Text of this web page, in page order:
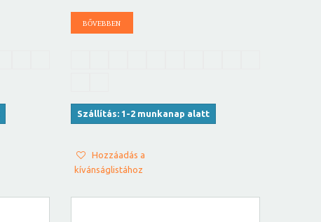
BŐVEBBEN
Szállítás: 1-2 munkanap alatt
Hozzáadás a
kívánságlistához